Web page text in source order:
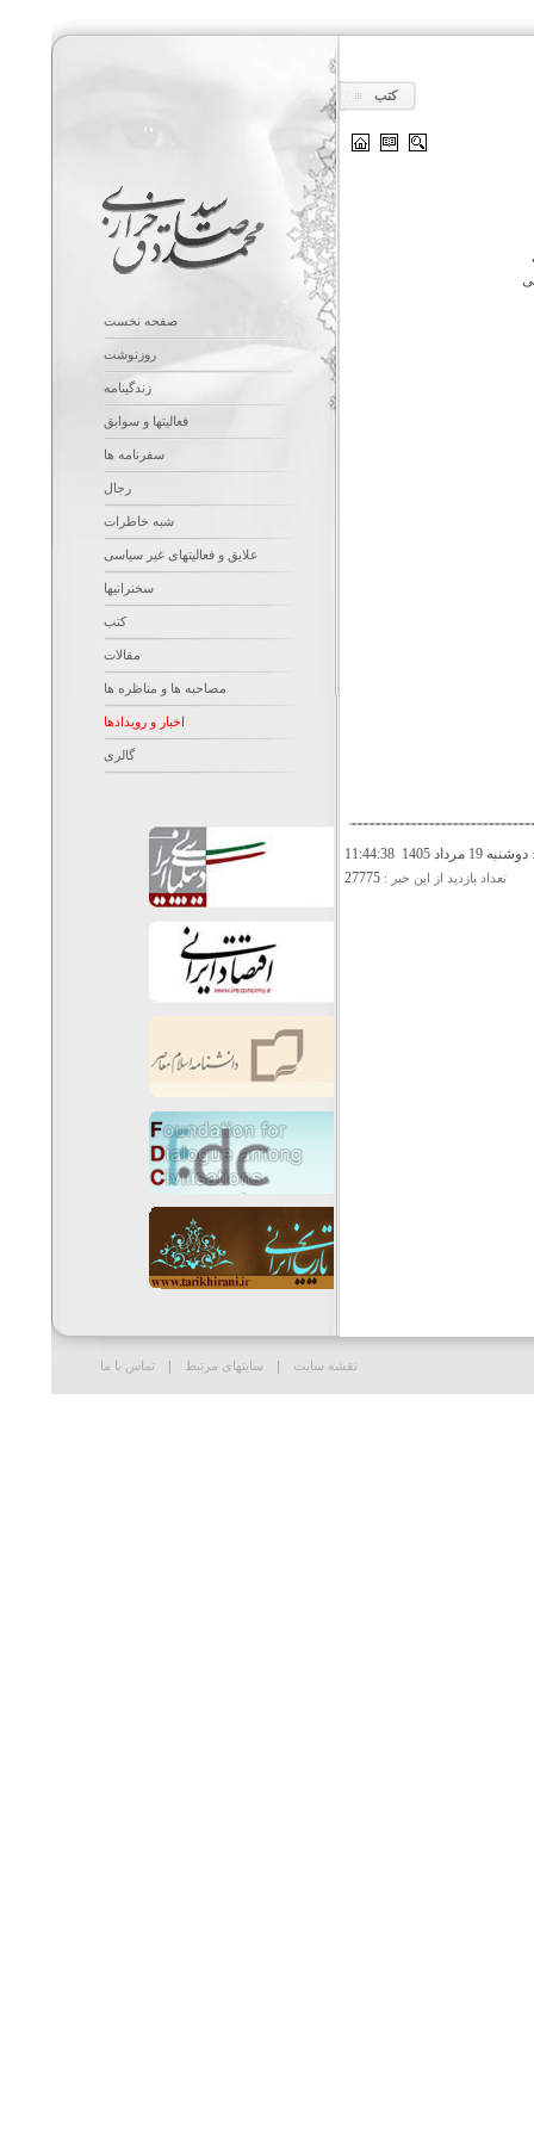
کتب
:دوشنبه 19 مرداد 1405 11:44:38
تعداد بازديد از اين خبر :27775
صفحه نخست
روزنوشت
زندگینامه
فعالیتها و سوابق
سفرنامه ها
رجال
شبه خاطرات
علایق و فعالیتهای غیر سیاسی
سخنرانیها
کتب
مقالات
مصاحبه ها و مناظره ها
اخبار و رویدادها
گالری
نقشه سایت سایتهای مرتبط تماس با ما